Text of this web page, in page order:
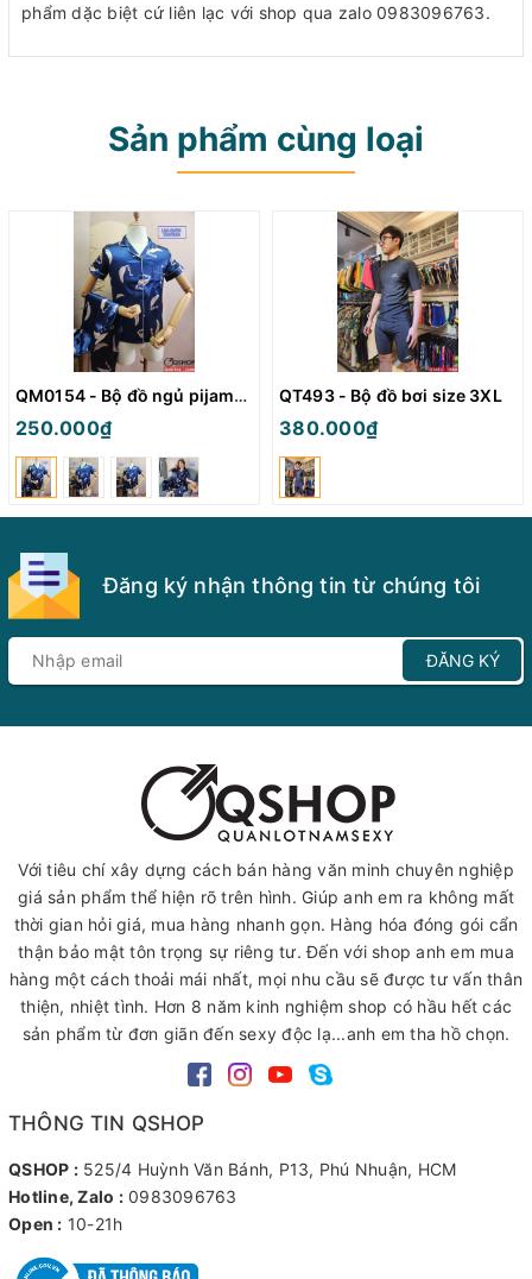
phẩm dặc biệt cứ liên lạc với shop qua zalo 0983096763.
Sản phẩm cùng loại
QM0154 - Bộ đồ ngủ pijama nữ
250.000₫
QT493 - Bộ đồ bơi size 3XL
380.000₫
Đăng ký nhận thông tin từ chúng tôi
ĐĂNG KÝ
Với tiêu chí xây dựng cách bán hàng văn minh chuyên nghiệp
giá sản phẩm thể hiện rõ trên hình. Giúp anh em ra không mất
thời gian hỏi giá, mua hàng nhanh gọn. Hàng hóa đóng gói cẩn
thận bảo mật tôn trọng sự riêng tư. Đến với shop anh em mua
hàng một cách thoải mái nhất, mọi nhu cầu sẽ được tư vấn thân
thiện, nhiệt tình. Hơn 8 năm kinh nghiệm shop có hầu hết các
sản phẩm từ đơn giãn đến sexy độc lạ...anh em tha hồ chọn.
THÔNG TIN QSHOP
QSHOP : 525/4 Huỳnh Văn Bánh, P13, Phú Nhuận, HCM
Hotline, Zalo : 0983096763
Open : 10-21h